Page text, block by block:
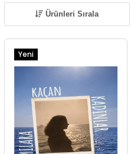
Ürünleri Sırala
Yeni
Ürün